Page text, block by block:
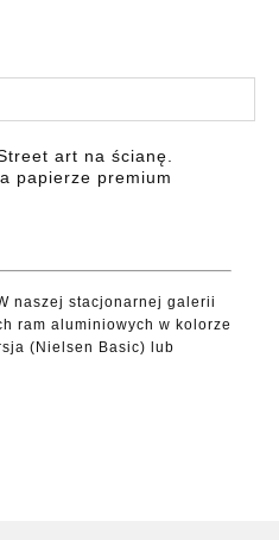
art na ścianę.
papierze premium
naszej stacjonarnej galerii
ram aluminiowych w kolorze
(Nielsen Basic) lub